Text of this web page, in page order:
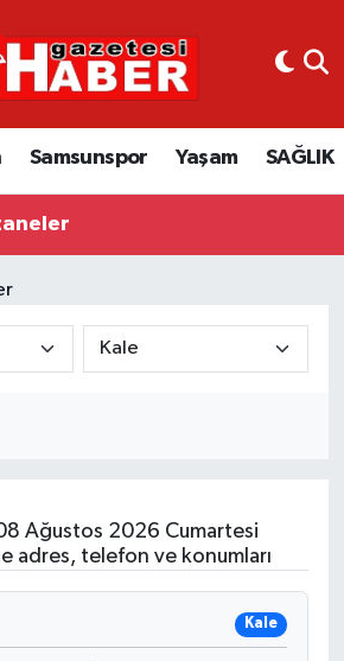
Samsunspor Yaşam SAĞLIK
Ağustos 2026 Cumartesi
adres, telefon ve konumları
Kale